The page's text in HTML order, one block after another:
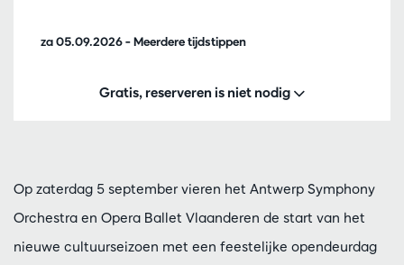
za 05.09.2026– Meerdere tijdstippen
Gratis, reserveren is niet nodig
Op zaterdag 5 september vieren het Antwerp Symphony
Orchestra en Opera Ballet Vlaanderen de start van het
nieuwe cultuurseizoen met een feestelijke opendeurdag